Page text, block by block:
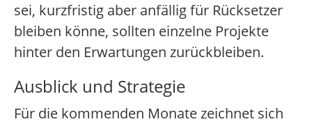
sei, kurzfristig aber anfällig für Rücksetzer
bleiben könne, sollten einzelne Projekte
hinter den Erwartungen zurückbleiben.
Ausblick und Strategie
Für die kommenden Monate zeichnet sich